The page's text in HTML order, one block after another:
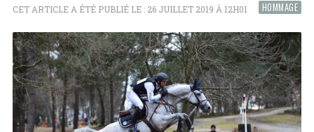
HOMMAGE
CET ARTICLE A ÉTÉ PUBLIÉ LE : 26 JUILLET 2019 À 12H01